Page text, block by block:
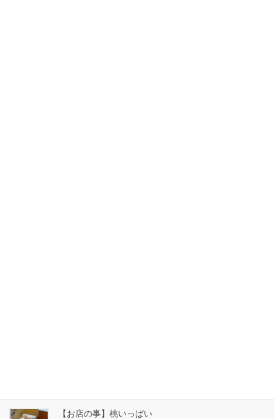
【お店の事】桃いっぱい